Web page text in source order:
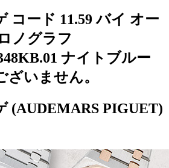
コード 11.59 バイ オー
ノグラフ
ナイトブルー
いません。
(AUDEMARS PIGUET)